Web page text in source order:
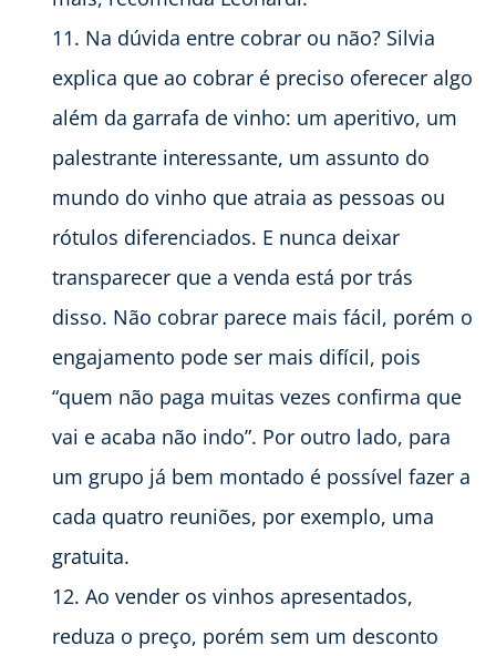
Na dúvida entre cobrar ou não? Silvia
explica que ao cobrar é preciso oferecer algo
além da garrafa de vinho: um aperitivo, um
palestrante interessante, um assunto do
mundo do vinho que atraia as pessoas ou
rótulos diferenciados. E nunca deixar
transparecer que a venda está por trás
disso. Não cobrar parece mais fácil, porém o
engajamento pode ser mais difícil, pois
“quem não paga muitas vezes confirma que
vai e acaba não indo”. Por outro lado, para
um grupo já bem montado é possível fazer a
cada quatro reuniões, por exemplo, uma
gratuita.
Ao vender os vinhos apresentados,
reduza o preço, porém sem um desconto